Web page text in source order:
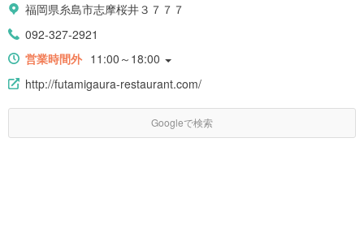
福岡県糸島市志摩桜井３７７７
092-327-2921
営業時間外 11:00～18:00
http://futamigaura-restaurant.com/
Googleで検索